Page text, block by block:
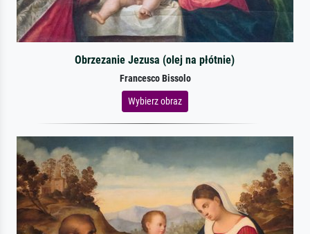
Obrzezanie Jezusa (olej na płótnie)
Francesco Bissolo
Wybierz obraz